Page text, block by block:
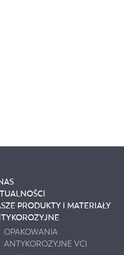
PRODUKTY I MATERIAŁY
OPAKOWANIA
ANTYKOROZYJNE VCI